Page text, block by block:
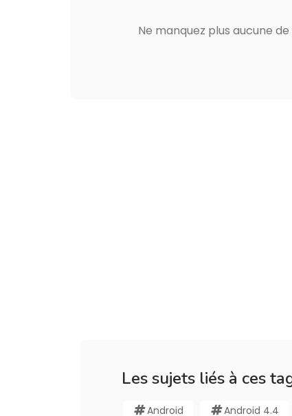
Ne manquez plus aucune
Les sujets liés à ces
Android Android 4.4